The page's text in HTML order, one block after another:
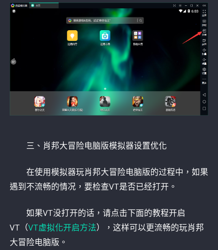
三、肖邦大冒险电脑版模拟器设置优化
在使用模拟器玩肖邦大冒险电脑版的过程中，如果
遇到不流畅的情况，要检查VT是否已经打开。
如果VT没打开的话，请点击下面的教程开启
VT（VT虚拟化开启方法），这样可以更流畅的玩肖邦
大冒险电脑版。